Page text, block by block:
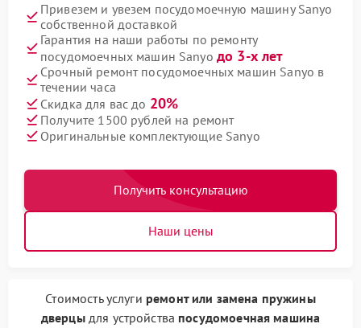
Привезем и увезем посудомоечную машину Sanyo
собственной доставкой
Гарантия на наши работы по ремонту
посудомоечных машин Sanyo до 3-х лет
Срочный ремонт посудомоечных машин Sanyo в
течении часа
Скидка для вас до 20%
Получите 1500 рублей на ремонт
Оригинальные комплектующие Sanyo
Получить консультацию
Наши цены
Стоимость услуги ремонт или замена пружины
дверцыдля устройства посудомоечная машина